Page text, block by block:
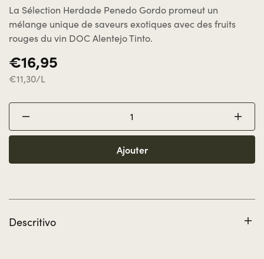
La Sélection Herdade Penedo Gordo promeut un
mélange unique de saveurs exotiques avec des fruits
rouges du vin DOC Alentejo Tinto.
€16,95
€11,30/L
Ajouter
Descritivo